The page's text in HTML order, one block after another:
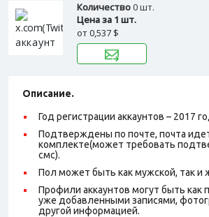
Количество0 шт.
Цена за 1 шт.
от0,537 $
Описание.
Год регистрации аккаунтов – 2017
Подтверждены по почте, почта
комплекте(может требовать
смс).
Пол может быть как мужской, так и
Профили аккаунтов могут быть как
уже добавленными записями,
другой информацией.